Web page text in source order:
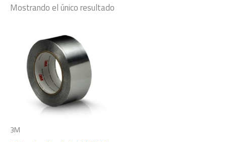
Mostrando el único resultado
3M